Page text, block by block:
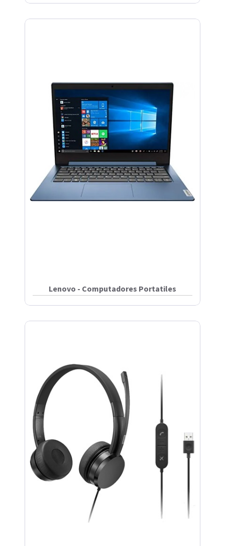
Lenovo - Computadores Portatiles